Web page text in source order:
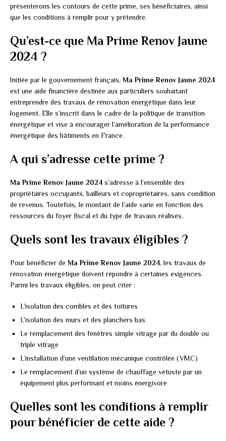
présenterons les contours de cette prime, ses bénéficiaires, ainsi
que les conditions à remplir pour y prétendre.
Qu’est-ce que Ma Prime Renov Jaune
2024 ?
Initiée par le gouvernement français, Ma Prime Renov Jaune 2024
est une aide financière destinée aux particuliers souhaitant
entreprendre des travaux de rénovation énergétique dans leur
logement. Elle s’inscrit dans le cadre de la politique de transition
énergétique et vise à encourager l’amélioration de la performance
énergétique des bâtiments en France.
A qui s’adresse cette prime ?
Ma Prime Renov Jaune 2024s’adresse à l’ensemble des
propriétaires occupants, bailleurs et copropriétaires, sans condition
de revenus. Toutefois, le montant de l’aide varie en fonction des
ressources du foyer fiscal et du type de travaux réalisés.
Quels sont les travaux éligibles ?
Pour bénéficier de Ma Prime Renov Jaune 2024, les travaux de
rénovation énergétique doivent répondre à certaines exigences.
Parmi les travaux éligibles, on peut citer :
L’isolation des combles et des toitures
L’isolation des murs et des planchers bas
Le remplacement des fenêtres simple vitrage par du double ou
triple vitrage
L’installation d’une ventilation mécanique contrôlée (VMC)
Le remplacement d’un système de chauffage vétuste par un
équipement plus performant et moins énergivore
Quelles sont les conditions à remplir
pour bénéficier de cette aide ?